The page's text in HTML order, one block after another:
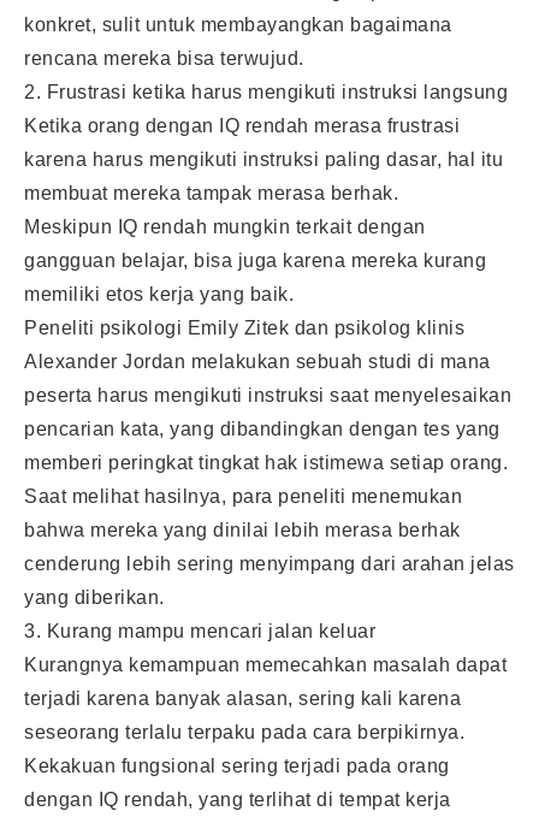
konkret, sulit untuk membayangkan bagaimana
rencana mereka bisa terwujud.
2. Frustrasi ketika harus mengikuti instruksi langsung
Ketika orang dengan IQ rendah merasa frustrasi
karena harus mengikuti instruksi paling dasar, hal itu
membuat mereka tampak merasa berhak.
Meskipun IQ rendah mungkin terkait dengan
gangguan belajar, bisa juga karena mereka kurang
memiliki etos kerja yang baik.
Peneliti psikologi Emily Zitek dan psikolog klinis
Alexander Jordan melakukan sebuah studi di mana
peserta harus mengikuti instruksi saat menyelesaikan
pencarian kata, yang dibandingkan dengan tes yang
memberi peringkat tingkat hak istimewa setiap orang.
Saat melihat hasilnya, para peneliti menemukan
bahwa mereka yang dinilai lebih merasa berhak
cenderung lebih sering menyimpang dari arahan jelas
yang diberikan.
3. Kurang mampu mencari jalan keluar
Kurangnya kemampuan memecahkan masalah dapat
terjadi karena banyak alasan, sering kali karena
seseorang terlalu terpaku pada cara berpikirnya.
Kekakuan fungsional sering terjadi pada orang
dengan IQ rendah, yang terlihat di tempat kerja